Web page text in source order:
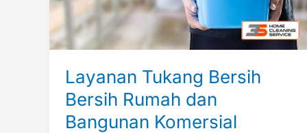
Layanan Tukang Bersih
Bersih Rumah dan
Bangunan Komersial